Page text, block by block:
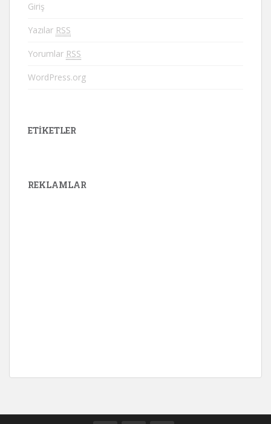
Giriş
Yazılar RSS
Yorumlar RSS
WordPress.org
ETIKETLER
REKLAMLAR